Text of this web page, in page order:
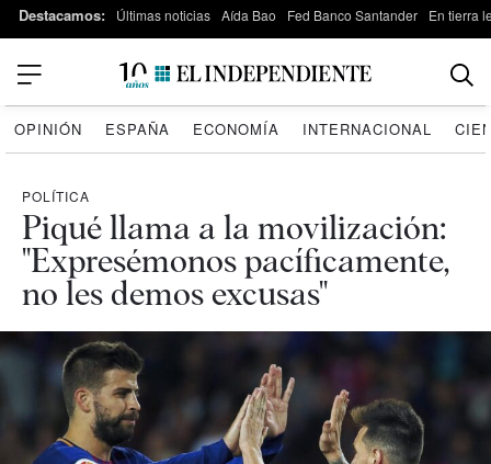
Destacamos: Últimas noticias Aída Bao Fed Banco Santander En tierra
OPINIÓN ESPAÑA ECONOMÍA INTERNACIONAL
POLÍTICA
Piqué llama a la movilización:
"Expresémonos pacíficamente,
no les demos excusas"